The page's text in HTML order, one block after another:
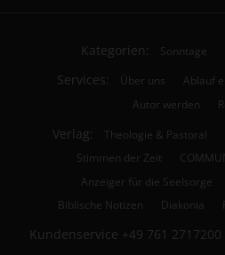
Kategorien: Sonntage
Services: Über uns
Ablauf
Autor werden
Verlag: Theologie & Pastoral
Stimmen der Zeit
Anzeiger für die Seelsorge
Biblische Notizen
Diakonia
Kundenservice +49 761 2717200